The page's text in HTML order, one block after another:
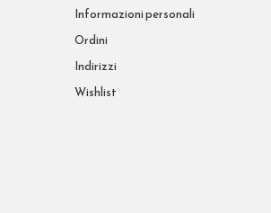
Informazioni personali
Ordini
Indirizzi
Wishlist